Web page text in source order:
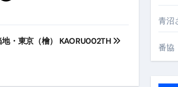
用（ニトリル/ビニール）まで目的別に失敗しな
地・東京（檜） KAORU002TH
青沼
番協